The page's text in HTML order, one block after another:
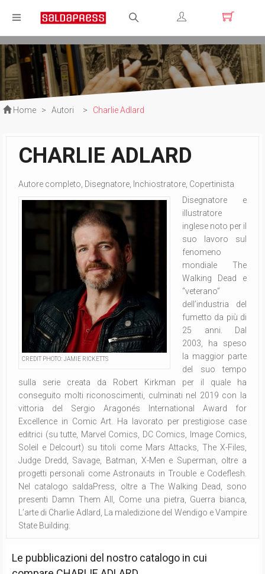
Registrati
Login
Home > Autori > Charlie Adlard
CHARLIE ADLARD
Autore completo, Disegnatore, Inchiostratore, Copertinista
CREDIT PHOTO: JAMIE RICKETTS
Disegnatore e
illustratore
inglese noto per il
suo lavoro sul
fenomeno
mondiale The
Walking Dead e
“veterano”
dell’industria del
fumetto da più di
25 anni. Dal
2003, ha speso
la maggior parte
del suo tempo
sulla serie creata da Robert Kirkman per il quale ha
conseguito molti riconoscimenti, culminati nel 2019 con la
vittoria del Sergio Aragonés International Award for
Excellence in Comic Art. Ha lavorato per prestigiose case
editrici (su tutte, Marvel Comics, DC Comics, Image Comics,
Soleil e Delcourt) su titoli come Mars Attacks, The X-Files,
Judge Dredd, Savage, Batman, X-Men e Superman, oltre a
progetti personali come Astronauts in Trouble e Codeflesh.
Nel catalogo saldaPress, oltre a The Walking Dead, sono
presenti Damn Them All, Come una pietra, Guerra bianca,
L’arte di Charlie Adlard, La maledizione del Wendigo e Vampire
State Building.
Le pubblicazioni del nostro catalogo in cui